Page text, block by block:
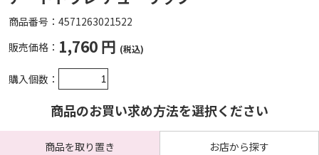
商品番号： 4571263021522
販売価格： 1,760 円 (税込)
購入個数：
商品のお買い求め方法を選択ください
商品を取り置き
お店から探す